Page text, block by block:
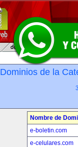
Dominios de la
Nombre de
e-boletin.com
e-celulares.com